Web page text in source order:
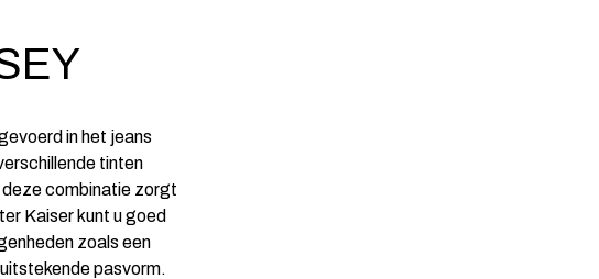
in het jeans
tinten
deze combinatie zorgt
Kaiser kunt u goed
zoals een
pasvorm.